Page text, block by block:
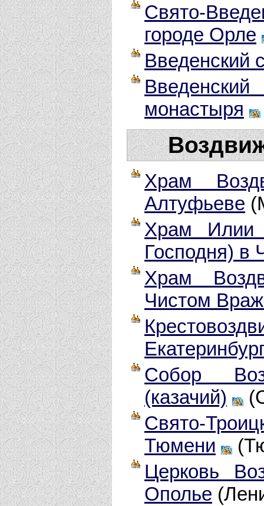
Свято-
городе Орле
Введенский
монастыря
Храм
Алтуфьеве
Храм Илии
Господня) в
Храм
Чистом
Собор
(казачий)
Свято-
Тюмени
Церковь
Ополье